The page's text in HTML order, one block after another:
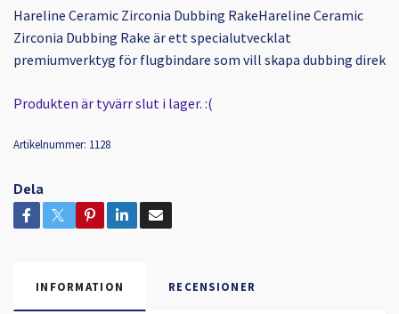
Hareline Ceramic Zirconia Dubbing RakeHareline Ceramic
Zirconia Dubbing Rake är ett specialutvecklat
premiumverktyg för flugbindare som vill skapa dubbing direk
Produkten är tyvärr slut i lager. :(
Artikelnummer: 1128
Dela
INFORMATION RECENSIONER